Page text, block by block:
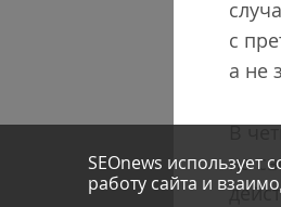
с
а не
В
на
SEOnews использует
работу сайта и